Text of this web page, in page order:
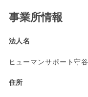
事業所情報
法人名
ヒューマンサポート守谷
住所